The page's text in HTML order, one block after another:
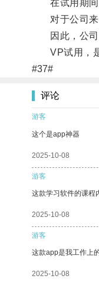
在试用期间，
对于公司来
因此，公司
VP试用，是
#37#
评论
游客
这个是app神器
2025-10-08
游客
这款学习软件的课程
2025-10-08
游客
这款app是我工作上
2025-10-08